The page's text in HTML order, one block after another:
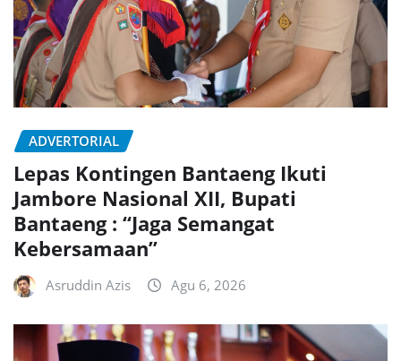
ADVERTORIAL
Lepas Kontingen Bantaeng Ikuti
Jambore Nasional XII, Bupati
Bantaeng : “Jaga Semangat
Kebersamaan”
Asruddin Azis Agu 6, 2026